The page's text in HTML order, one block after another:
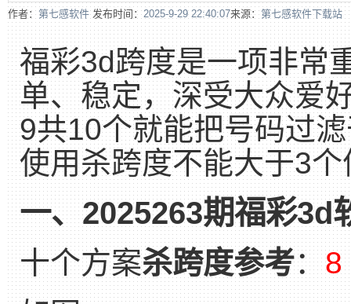
作者： 第七感软件发布时间： 2025-9-29 22:40:07来源： 第七感软件下载站
福彩3d跨度是一项非常
单、稳定，深受大众爱
9共10个就能把号码过
使用杀跨度不能大于3个
一、2025263期福彩3d
十个方案杀跨度参考：8